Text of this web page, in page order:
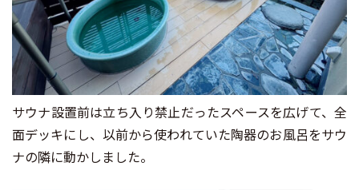
サウナ設置前は立ち入り禁止だったスペースを広げて、全
面デッキにし、以前から使われていた陶器のお風呂をサウ
ナの隣に動かしました。